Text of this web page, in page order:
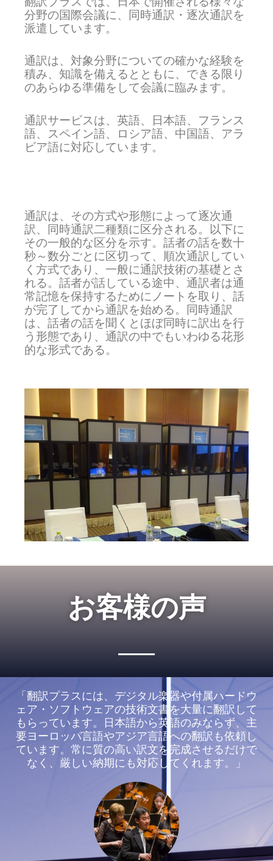
分野の国際会議に、同時通訳・逐次通訳を
派遣しています。
通訳は、対象分野についての確かな経験を
積み、知識を備えるとともに、できる限り
のあらゆる準備をして会議に臨みます。
通訳サービスは、英語、日本語、フランス
語、スペイン語、ロシア語、中国語、アラ
ビア語に対応しています。
通訳は、その方式や形態によって逐次通
訳、同時通訳二種類に区分される。以下に
その一般的な区分を示す。話者の話を数十
秒～数分ごとに区切って、順次通訳してい
く方式であり、一般に通訳技術の基礎とさ
れる。話者が話している途中、通訳者は通
常記憶を保持するためにノートを取り、話
が完了してから通訳を始める。同時通訳
は、話者の話を聞くとほぼ同時に訳出を行
う形態であり、通訳の中でもいわゆる花形
的な形式である。
お客様の声
「翻訳プラスには、デジタル楽器や付属ハードウ
ェア・ソフトウェアの技術文書を大量に翻訳して
もらっています。日本語から英語のみならず、主
要ヨーロッパ言語やアジア言語への翻訳も依頼し
ています。常に質の高い訳文を完成させるだけで
なく、厳しい納期にも対応してくれます。」